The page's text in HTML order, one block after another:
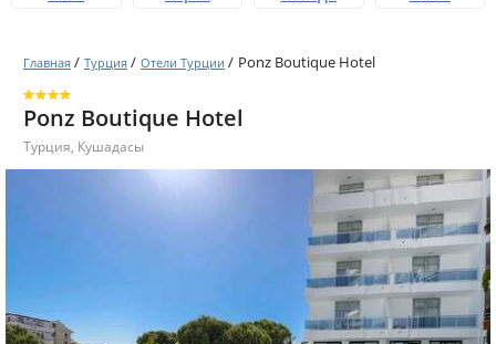
Главная / Турция / Отели Турции / Ponz Boutique Hotel
Ponz Boutique Hotel
Турция, Кушадасы